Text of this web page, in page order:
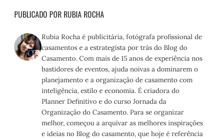
PUBLICADO POR RUBIA ROCHA
Rubia Rocha é publicitária, fotógrafa profissional de
casamentos e a estrategista por trás do Blog do
Casamento. Com mais de 15 anos de experiência nos
bastidores de eventos, ajuda noivas a dominarem o
planejamento e a organização de casamento com
inteligência, estilo e economia. É criadora do
Planner Definitivo e do curso Jornada da
Organização do Casamento. Para se organizar
melhor, começou a arquivar as melhores inspirações
e ideias no Blog do casamento, que hoje é referência